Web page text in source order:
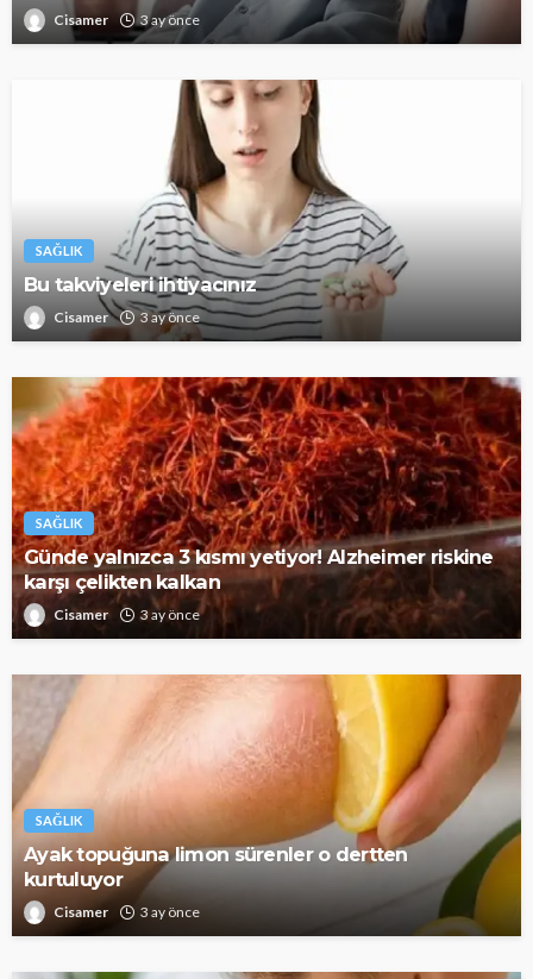
Cisamer 3 ay önce
SAĞLIK
Bu takviyeleri ihtiyacınız
Cisamer 3 ay önce
SAĞLIK
Günde yalnızca 3 kısmı yetiyor! Alzheimer riskine
karşı çelikten kalkan
Cisamer 3 ay önce
SAĞLIK
Ayak topuğuna limon sürenler o dertten
kurtuluyor
Cisamer 3 ay önce